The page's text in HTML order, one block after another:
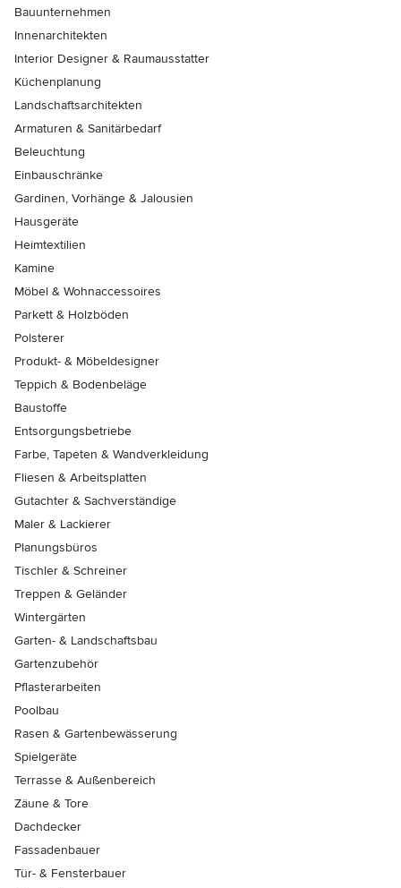
Bauunternehmen
Innenarchitekten
Interior Designer & Raumausstatter
Küchenplanung
Landschaftsarchitekten
Armaturen & Sanitärbedarf
Beleuchtung
Einbauschränke
Gardinen, Vorhänge & Jalousien
Hausgeräte
Heimtextilien
Kamine
Möbel & Wohnaccessoires
Parkett & Holzböden
Polsterer
Produkt- & Möbeldesigner
Teppich & Bodenbeläge
Baustoffe
Entsorgungsbetriebe
Farbe, Tapeten & Wandverkleidung
Fliesen & Arbeitsplatten
Gutachter & Sachverständige
Maler & Lackierer
Planungsbüros
Tischler & Schreiner
Treppen & Geländer
Wintergärten
Garten- & Landschaftsbau
Gartenzubehör
Pflasterarbeiten
Poolbau
Rasen & Gartenbewässerung
Spielgeräte
Terrasse & Außenbereich
Zäune & Tore
Dachdecker
Fassadenbauer
Tür- & Fensterbauer